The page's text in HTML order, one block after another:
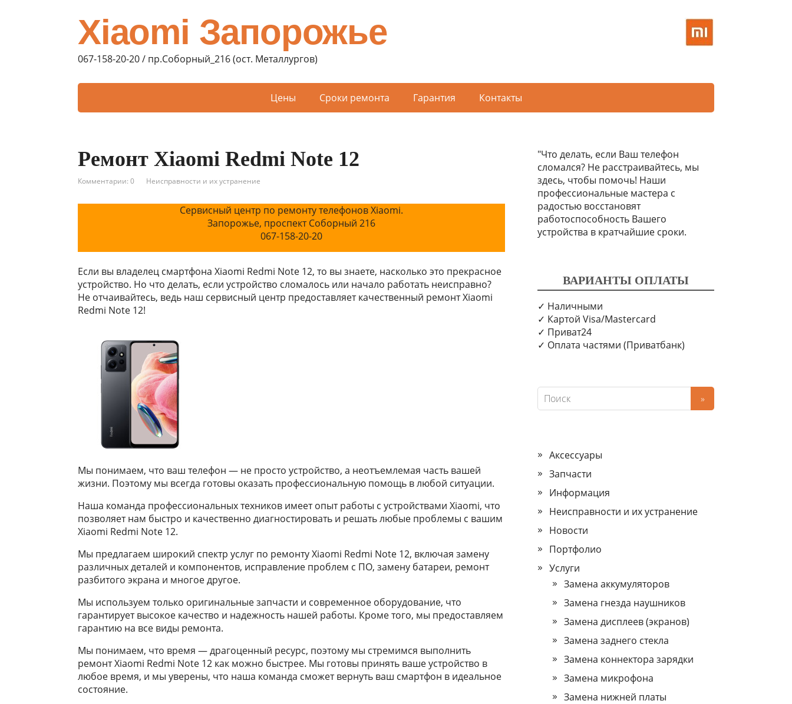
Xiaomi Запорожье
067-158-20-20 / пр.Соборный_216 (ост. Металлургов)
Цены Сроки ремонта Гарантия Контакты
Ремонт Xiaomi Redmi Note 12
Комментарии: 0 Неисправности и их устранение
Сервисный центр по ремонту телефонов Xiaomi.
Запорожье, проспект Соборный 216
067-158-20-20
Если вы владелец смартфона Xiaomi Redmi Note 12, то вы знаете, насколько это прекрасное
устройство. Но что делать, если устройство сломалось или начало работать неисправно?
Не отчаивайтесь, ведь наш сервисный центр предоставляет качественный ремонт Xiaomi
Redmi Note 12!
Мы понимаем, что ваш телефон — не просто устройство, а неотъемлемая часть вашей
жизни. Поэтому мы всегда готовы оказать профессиональную помощь в любой ситуации.
Наша команда профессиональных техников имеет опыт работы с устройствами Xiaomi, что
позволяет нам быстро и качественно диагностировать и решать любые проблемы с вашим
Xiaomi Redmi Note 12.
Мы предлагаем широкий спектр услуг по ремонту Xiaomi Redmi Note 12, включая замену
различных деталей и компонентов, исправление проблем с ПО, замену батареи, ремонт
разбитого экрана и многое другое.
Мы используем только оригинальные запчасти и современное оборудование, что
гарантирует высокое качество и надежность нашей работы. Кроме того, мы предоставляем
гарантию на все виды ремонта.
Мы понимаем, что время — драгоценный ресурс, поэтому мы стремимся выполнить
ремонт Xiaomi Redmi Note 12 как можно быстрее. Мы готовы принять ваше устройство в
любое время, и мы уверены, что наша команда сможет вернуть ваш смартфон в идеальное
состояние.
"Что делать, если Ваш телефон
сломался? Не расстраивайтесь, мы
здесь, чтобы помочь! Наши
профессиональные мастера с
радостью восстановят
работоспособность Вашего
устройства в кратчайшие сроки.
ВАРИАНТЫ ОПЛАТЫ
✓ Наличными
✓ Картой Visa/Mastercard
✓ Приват24
✓ Оплата частями (Приватбанк)
Аксессуары
Запчасти
Информация
Неисправности и их устранение
Новости
Портфолио
Услуги
Замена аккумуляторов
Замена гнезда наушников
Замена дисплеев (экранов)
Замена заднего стекла
Замена коннектора зарядки
Замена микрофона
Замена нижней платы